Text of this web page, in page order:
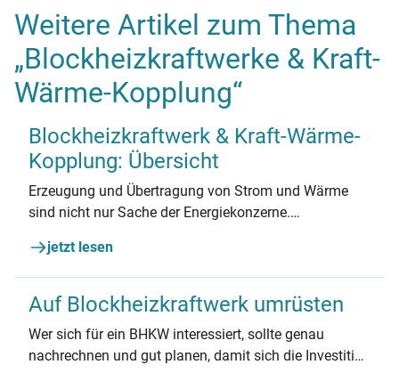
Weitere Artikel zum Thema
„Blockheizkraftwerke & Kraft-
Wärme-Kopplung“
Blockheizkraftwerk & Kraft-Wärme-
Kopplung: Übersicht
Erzeugung und Übertragung von Strom und Wärme
sind nicht nur Sache der Energiekonzerne.
Keller aus möglich – und bieten dabei für geeignete
Gebäude viele Vorteile.
jetzt lesen
Auf Blockheizkraftwerk umrüsten
Wer sich für ein BHKW interessiert, sollte genau
nachrechnen und gut planen, damit sich die Investition